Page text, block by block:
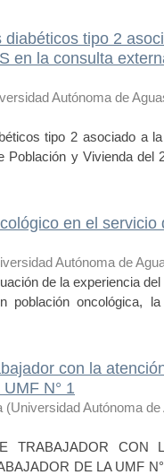
tipo 2
en la consulta
Autónoma de
tipo 2 asociado a
y Vivienda del
en el
Autónoma de
de la experiencia
población oncológica,
con la
N° 1
(Universidad Autónoma
TRABAJADOR
DE LA UMF